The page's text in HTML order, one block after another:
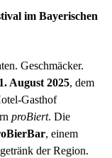
im Bayerischen
Geschmäcker.
1. August 2025, dem
Gasthof
proBiert. Die
, einem
der Region.